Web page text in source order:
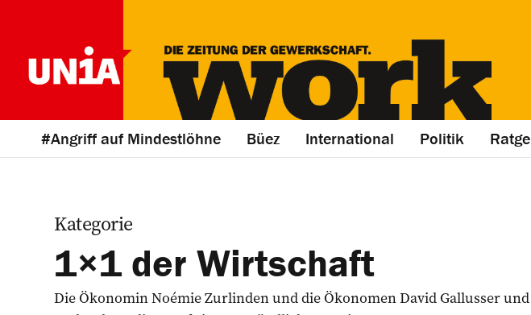
#Angriff auf Mindestlöhne Büez International Politik
Kategorie
1×1 der Wirtschaft
Die Ökonomin Noémie Zurlinden und die Ökonomen David Gallusser